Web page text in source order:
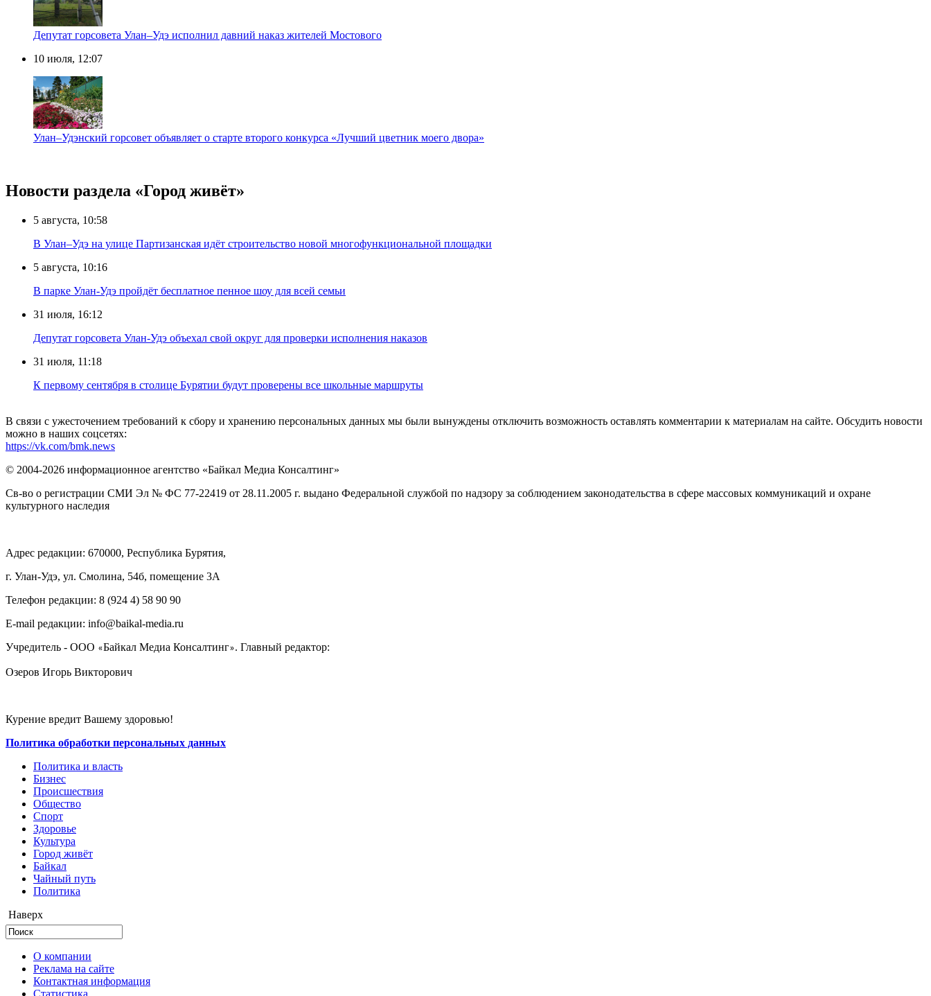
Депутат горсовета Улан–Удэ исполнил давний наказ жителей Мостового
10 июля, 12:07
Улан–Удэнский горсовет объявляет о старте второго конкурса «Лучший цветник моего двора»
Новости раздела «Город живёт»
5 августа, 10:58
В Улан–Удэ на улице Партизанская идёт строительство новой многофункциональной площадки
5 августа, 10:16
В парке Улан-Удэ пройдёт бесплатное пенное шоу для всей семьи
31 июля, 16:12
Депутат горсовета Улан-Удэ объехал свой округ для проверки исполнения наказов
31 июля, 11:18
К первому сентября в столице Бурятии будут проверены все школьные маршруты
В связи с ужесточением требований к сбору и хранению персональных данных мы были вынуждены отключить возможность оставлять комментарии к материалам на сайте. Обсудить новости
можно в наших соцсетях:
https://vk.com/bmk.news
© 2004-2026 информационное агентство «Байкал Медиа Консалтинг»
Св-во о регистрации СМИ Эл № ФС 77-22419 от 28.11.2005 г. выдано Федеральной службой по надзору за соблюдением законодательства в сфере массовых коммуникаций и охране
культурного наследия
Адрес редакции: 670000, Республика Бурятия,
г. Улан-Удэ, ул. Смолина, 54б, помещение 3А
Телефон редакции: ‎‎8 (924 4) 58 90 90
E-mail редакции: info@baikal-media.ru
Учредитель - ООО «Байкал Медиа Консалтинг». Главный редактор:
Озеров Игорь Викторович
Курение вредит Вашему здоровью!
Политика обработки персональных данных
Политика и власть
Бизнес
Происшествия
Общество
Cпорт
Здоровье
Культура
Город живёт
Байкал
Чайный путь
Политика
Наверх
О компании
Реклама на сайте
Контактная информация
Статистика